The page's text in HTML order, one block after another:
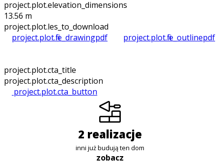
project.plot.elevation_dimensions
13.56 m
project.plot.files_to_download
project.plot.file_drawingpdf project.plot.file_outlinepdf
project.plot.cta_title
project.plot.cta_description
project.plot.cta_button
2 realizacje
inni już budują ten dom
zobacz